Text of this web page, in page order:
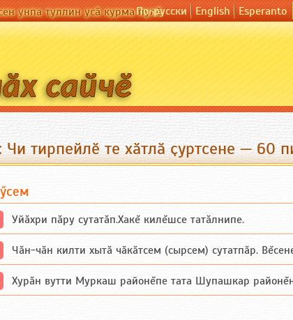
унпа туллин усӑ курма пулӗПо-русски English Esperanto
Чи тирпейлӗ те хӑтлӑ ҫуртсене — 60
Уйăхри пăру сутатăп.Хакĕ килĕшсе татăлнипе.
Чăн-чăн килти хытă чăкăтсем (сырсем) сутатпăр.
Хурăн вутти Муркаш районĕпе тата Шупашкар районĕнчи